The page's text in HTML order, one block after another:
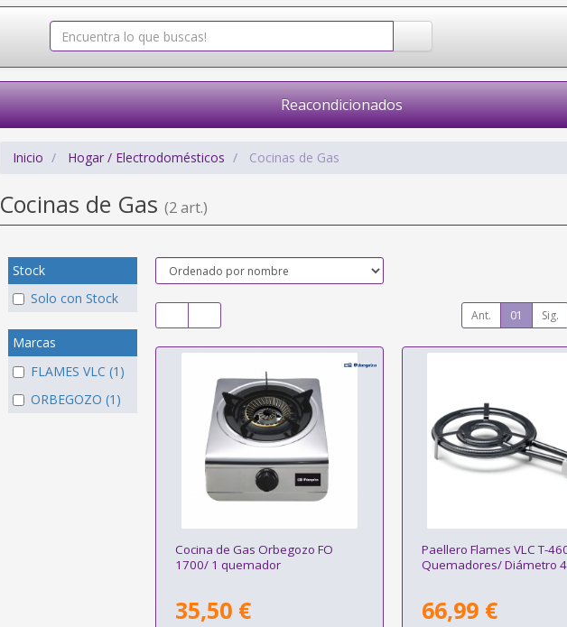
Reacondicionados
Inicio Hogar / Electrodomésticos Cocinas de Gas
Cocinas de Gas (2 art.)
Stock
Solo con Stock
Marcas
FLAMES VLC (1)
ORBEGOZO (1)
Ant. 01 Sig.
Cocina de Gas Orbegozo FO
1700/ 1 quemador
35,50 €
Paellero Flames VLC T-
Quemadores/ Diámetro
66,99 €